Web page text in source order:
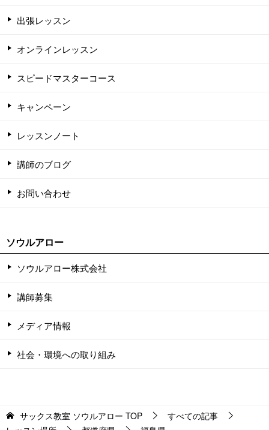
出張レッスン
オンラインレッスン
スピードマスターコース
キャンペーン
レッスンノート
講師のブログ
お問い合わせ
ソウルアロー
ソウルアロー株式会社
講師募集
メディア情報
社会・環境への取り組み
サックス教室 ソウルアロー TOP
すべての記事